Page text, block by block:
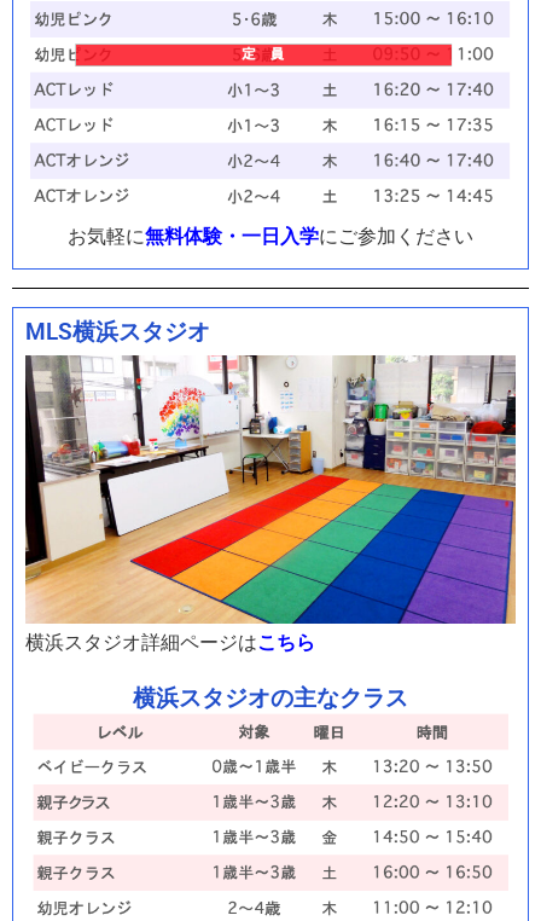
お気軽に無料体験・一日入学にご参加ください
MLS横浜スタジオ
横浜スタジオ詳細ページはこちら
横浜スタジオの主なクラス